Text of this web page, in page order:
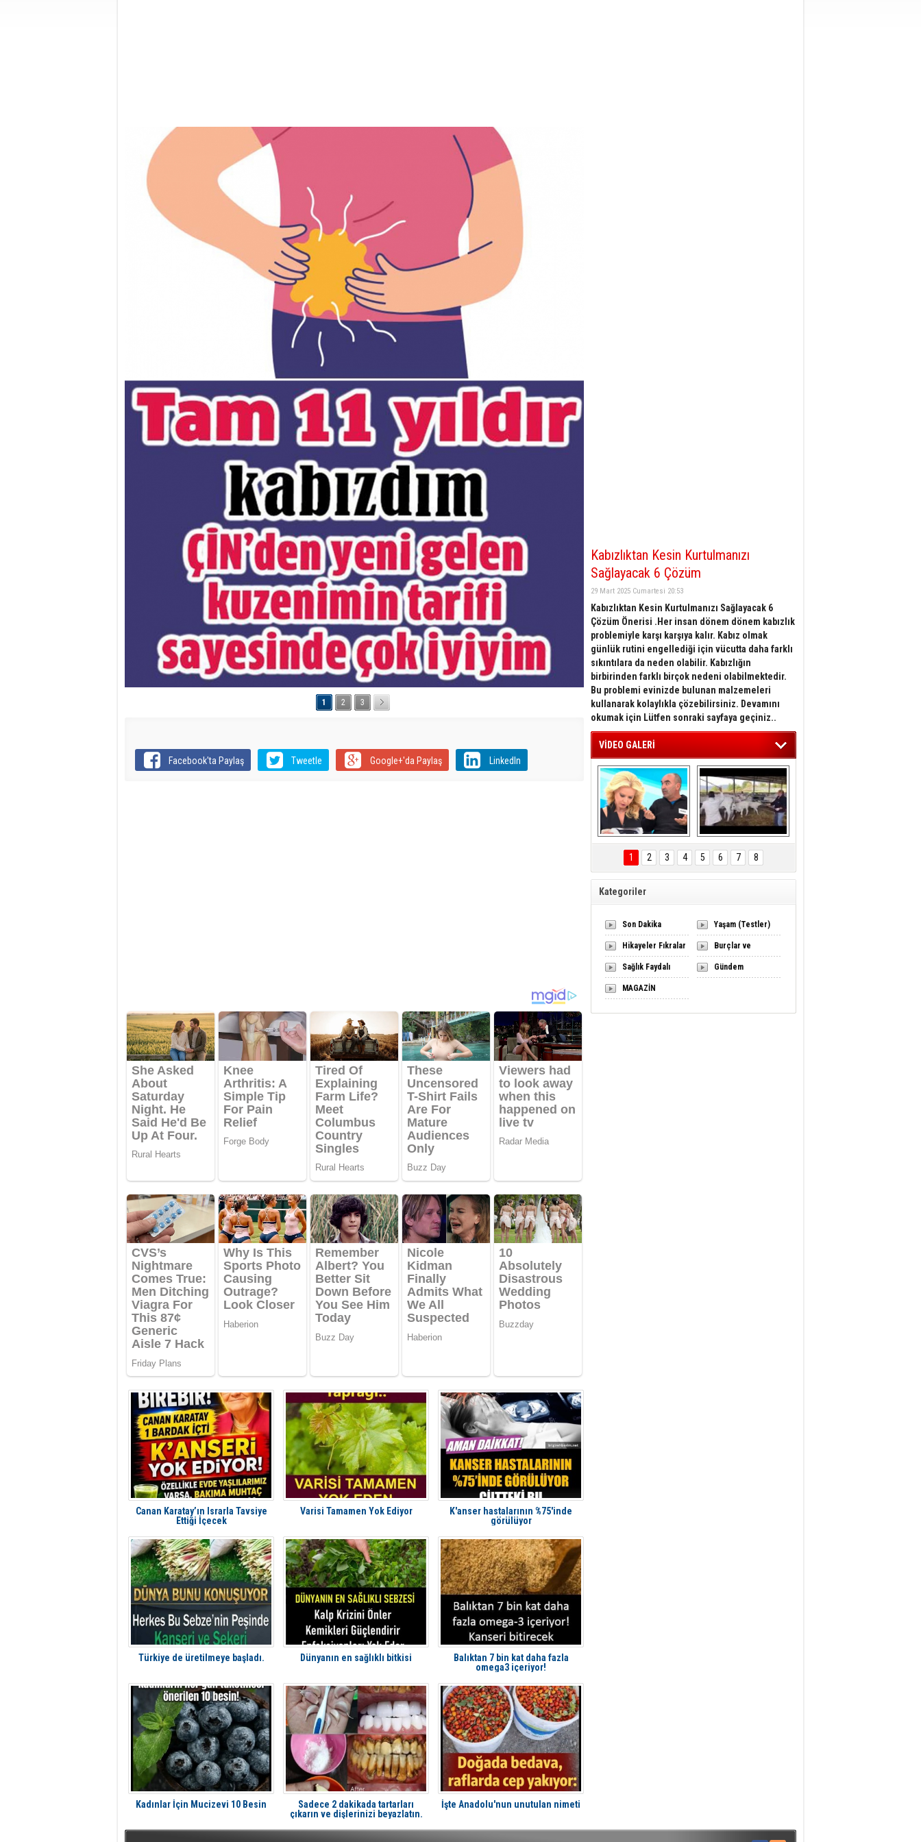
1 2 3
Facebook'ta Paylaş Tweetle Google+'da Paylaş LinkedIn
Canan Karatay’ın Israrla Tavsiye
Ettiği İçecek
Varisi Tamamen Yok Ediyor
K'anser hastalarının %75'inde
görülüyor
Türkiye de üretilmeye başladı. Dünyanın en sağlıklı bitkisi
Balıktan 7 bin kat daha fazla
omega3 içeriyor!
Kadınlar İçin Mucizevi 10 Besin
Sadece 2 dakikada tartarları
çıkarın ve dişlerinizi beyazlatın.
İşte Anadolu'nun unutulan nimeti
Kabızlıktan Kesin Kurtulmanızı
Sağlayacak 6 Çözüm
29 Mart 2025 Cumartesi 20:53
Kabızlıktan Kesin Kurtulmanızı Sağlayacak 6
Çözüm Önerisi .Her insan dönem dönem kabızlık
problemiyle karşı karşıya kalır. Kabız olmak
günlük rutini engellediği için vücutta daha farklı
sıkıntılara da neden olabilir. Kabızlığın
birbirinden farklı birçok nedeni olabilmektedir.
Bu problemi evinizde bulunan malzemeleri
kullanarak kolaylıkla çözebilirsiniz. Devamını
okumak için Lütfen sonraki sayfaya geçiniz..
VİDEO GALERİ
Müge Anlı, Sinan’ın
mesajlarını
utanarak okudu!
Hayırlı Evlat
Dedikleri Bu Olsa
Gerek :) Annesine
vuran adama uçan
1 2 3 4 5 6 7 8
Kategoriler
Son Dakika Yaşam (Testler)
Hikayeler Fıkralar Burçlar ve
Astroloji
Sağlık Faydalı
Bilgiler
Gündem
MAGAZİN